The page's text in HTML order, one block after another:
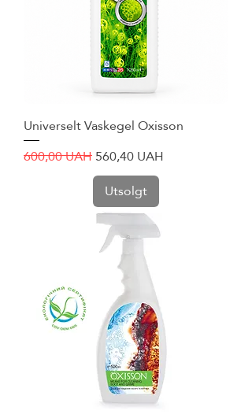
Universelt Vaskegel Oxisson
Vanlig pris
600,00 UAHSalgspris
560,40 UAH
Utsolgt